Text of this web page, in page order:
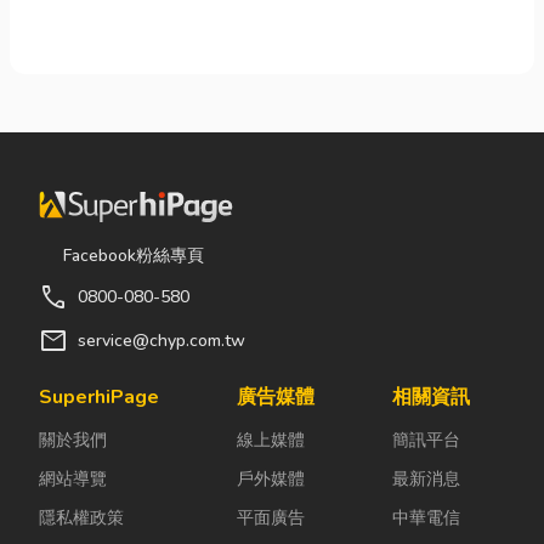
Facebook粉絲專頁
call 0800-080-580
mail service@chyp.com.tw
SuperhiPage
關於我們
網站導覽
隱私權政策
廣告媒體
線上媒體
戶外媒體
平面廣告
相關資訊
簡訊平台
最新消息
中華電信